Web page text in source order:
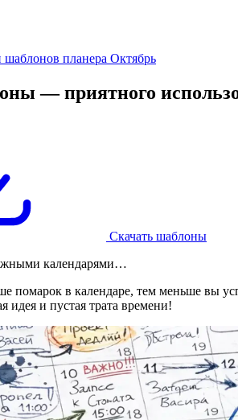
шаблонов планера Октябрь
— приятного
Скачать шаблоны
календарями…
помарок в календаре, тем меньше вы
идея и пустая трата времени!